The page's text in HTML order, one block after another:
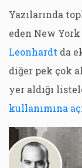
Yazılarında
eden New
Leonhardt da
diğer pek çok
yer aldığı
kullanımına